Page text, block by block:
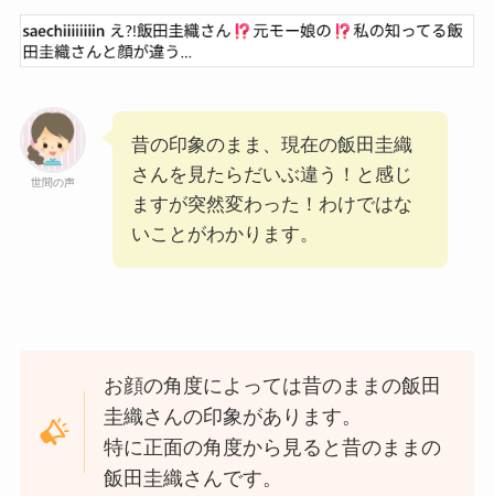
世間の声
昔の印象のまま、現在の飯田圭織
さんを見たらだいぶ違う！と感じ
ますが突然変わった！わけではな
いことがわかります。
お顔の角度によっては昔のままの飯田
圭織さんの印象があります。
特に正面の角度から見ると昔のままの
飯田圭織さんです。